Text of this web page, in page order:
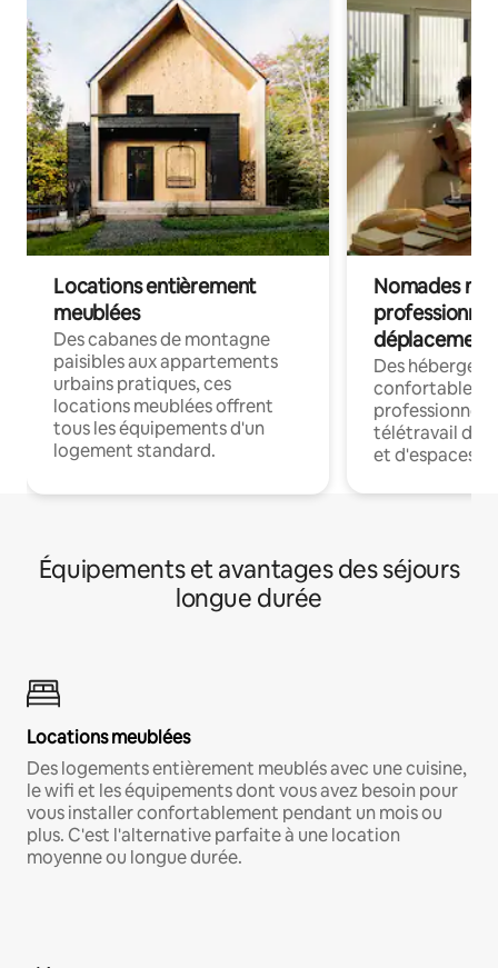
Locations entièrement
meublées
Des cabanes de montagne
paisibles aux appartements
urbains pratiques, ces
locations meublées offrent
tous les équipements d'un
logement standard.
Nomades
déplacement
Des
confortables
professionnels
télétravail
et d'espaces
Équipements et avantages des séjours
longue durée
Locations meublées
Des logements entièrement meublés avec une cuisine,
le wifi et les équipements dont vous avez besoin pour
vous installer confortablement pendant un mois ou
plus. C'est l'alternative parfaite à une location
moyenne ou longue durée.